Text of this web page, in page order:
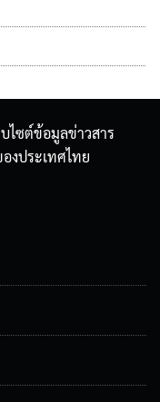
ไซต์ข้อมูลข่าวสาร
งประเทศไทย